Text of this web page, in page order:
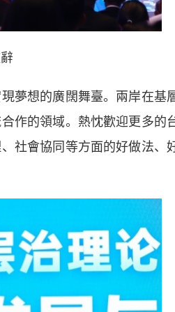
夢想的廣闊舞臺。兩岸在基
作的領域。熱忱歡迎更多的
社會協同等方面的好做法、